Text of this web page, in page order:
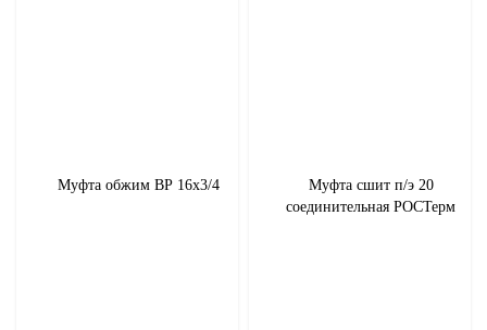
Муфта обжим ВР 16х3/4
Муфта сшит п/э 20
соединительная РОСТерм